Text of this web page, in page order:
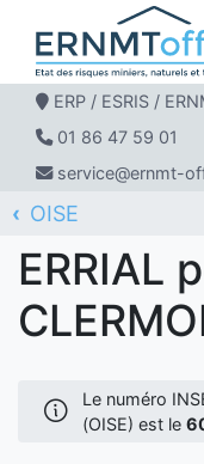
ERP / ESRIS /
01 86 47 59 01
service@ernmt-
ERNMT Officiel
ERRIAL
OISE
CLERMONT
ERRIAL
Le numéro
(OISE) est le